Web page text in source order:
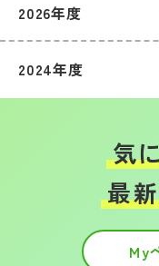
2026年度
2024年度
気
最
My